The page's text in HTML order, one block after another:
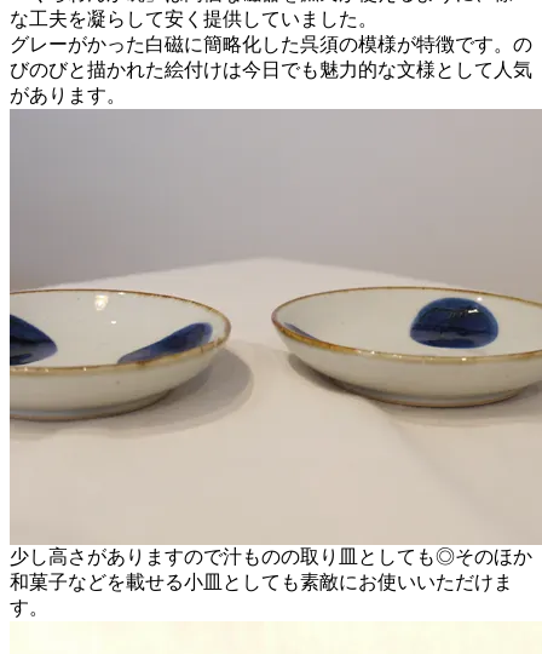
な工夫を凝らして安く提供していました。
グレーがかった白磁に簡略化した呉須の模様が特徴です。の
びのびと描かれた絵付けは今日でも魅力的な文様として人気
があります。
少し高さがありますので汁ものの取り皿としても◎そのほか
和菓子などを載せる小皿としても素敵にお使いいただけま
す。